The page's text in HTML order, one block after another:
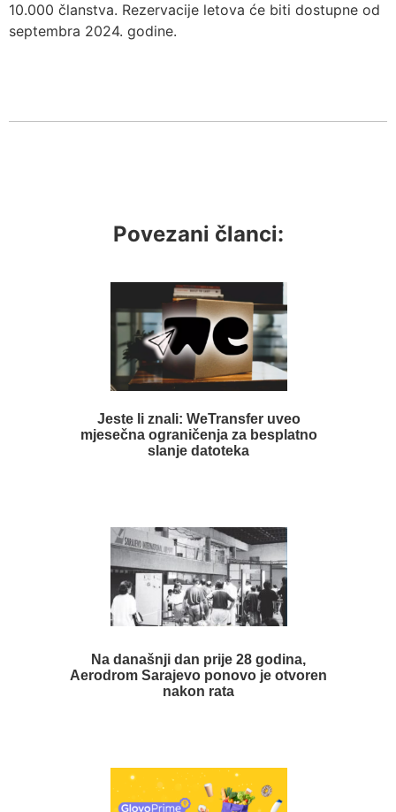
10.000 članstva. Rezervacije letova će biti dostupne od
septembra 2024. godine.
Povezani članci:
Jeste li znali: WeTransfer uveo
mjesečna ograničenja za besplatno
slanje datoteka
Na današnji dan prije 28 godina,
Aerodrom Sarajevo ponovo je otvoren
nakon rata